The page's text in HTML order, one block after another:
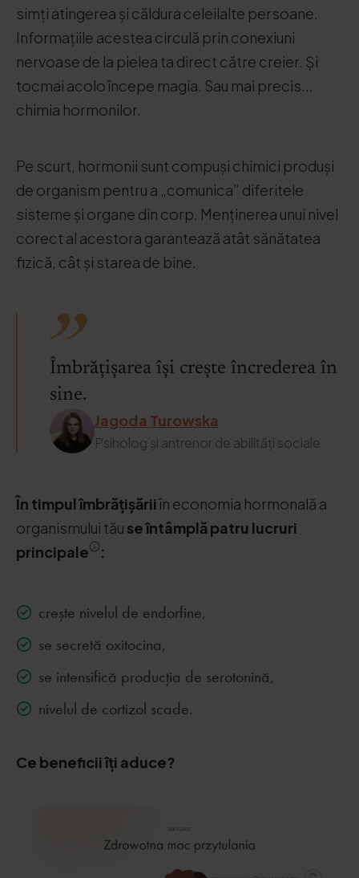
simți atingerea și căldura celeilalte persoane.
Informațiile acestea circulă prin conexiuni
nervoase de la pielea ta direct către creier. Și
tocmai acolo începe magia. Sau mai precis...
chimia hormonilor.
Pe scurt, hormonii sunt compuși chimici produși
de organism pentru a „comunica” diferitele
sisteme și organe din corp. Menținerea unui nivel
corect al acestora garantează atât sănătatea
fizică, cât și starea de bine.
Îmbrățișarea își crește încrederea în
sine.
Jagoda Turowska
Psiholog și antrenor de abilități sociale
În timpul îmbrățișăriiîn economia hormonală a
organismului tău se întâmplă patru lucruri
principale
:
crește nivelul de endorfine,
se secretă oxitocina,
se intensifică producția de serotonină,
nivelul de cortizol scade.
Ce beneficii îți aduce?